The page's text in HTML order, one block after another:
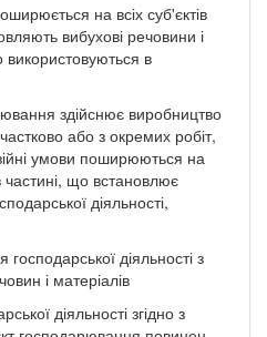
на всіх суб'єктів
вибухові речовини і
в
здійснює виробництво
або з окремих робіт,
умови поширюються на
що встановлює
діяльності,
діяльності з
і матеріалів
діяльності згідно з